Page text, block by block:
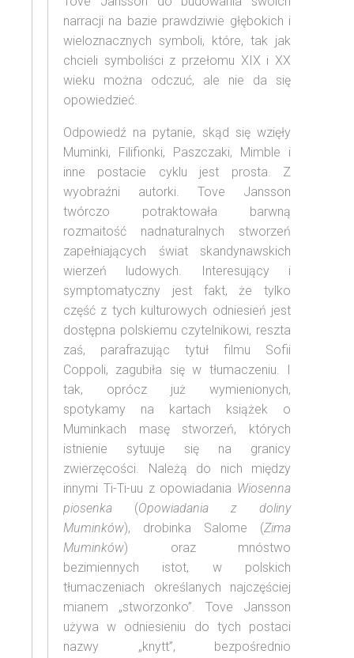
narracji na bazie prawdziwie głębokich i
wieloznacznych symboli, które, tak jak
chcieli symboliści z przełomu XIX i XX
wieku można odczuć, ale nie da się
opowiedzieć.
Odpowiedź na pytanie, skąd się wzięły
Muminki, Filifionki, Paszczaki, Mimble i
inne postacie cyklu jest prosta. Z
wyobraźni autorki. Tove Jansson
twórczo potraktowała barwną
rozmaitość nadnaturalnych stworzeń
zapełniających świat skandynawskich
wierzeń ludowych. Interesujący i
symptomatyczny jest fakt, że tylko
część z tych kulturowych odniesień jest
dostępna polskiemu czytelnikowi, reszta
zaś, parafrazując tytuł filmu Sofii
Coppoli, zagubiła się w tłumaczeniu. I
tak, oprócz już wymienionych,
spotykamy na kartach książek o
Muminkach masę stworzeń, których
istnienie sytuuje się na granicy
zwierzęcości. Należą do nich między
innymi Ti-Ti-uu z opowiadania Wiosenna
piosenka (Opowiadania z doliny
Muminków), drobinka Salome (Zima
Muminków) oraz mnóstwo
bezimiennych istot, w polskich
tłumaczeniach określanych najczęściej
mianem „stworzonko”. Tove Jansson
używa w odniesieniu do tych postaci
nazwy „knytt”, bezpośrednio